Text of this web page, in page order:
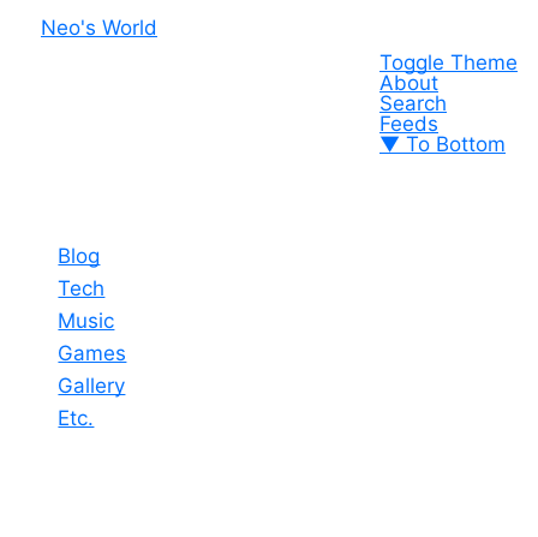
Neo's World
Toggle Theme
About
Search
Feeds
▼ To Bottom
Blog
Tech
Music
Games
Gallery
Etc.